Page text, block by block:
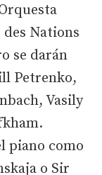
Nations
se darán
Petrenko,
Vasily
piano como
o Sir